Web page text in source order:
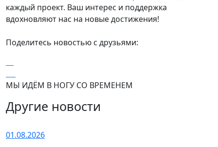
каждый проект. Ваш интерес и поддержка
вдохновляют нас на новые достижения!
Поделитесь новостью с друзьями:
МЫ ИДЁМ В НОГУ СО ВРЕМЕНЕМ
Другие новости
01.08.2026